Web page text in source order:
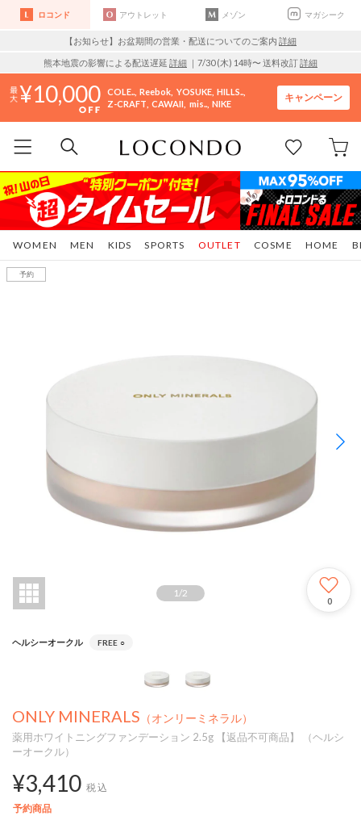
ロコンド アウトレット メゾン マガシーク
【お知らせ】お盆期間の営業・配送についてのご案内 詳細
熊本地震の影響による配送遅延 詳細 ｜7/30 (木) 14時〜 送料改訂詳細
10,000 COLE.. Reebok YOSUKE HILLS..
Z-CRAFT CAWAII mis.. NIKE
キャンペーン
WOMEN MEN KIDS SPORTS COSME HOME
OUTLET
1 /2
0
ヘルシーオークル FREE ○
ONLY MINERALS （オンリーミネラル）
薬用ホワイトニングファンデーション 2.5g 【返品不可商品】 （ヘルシ
ーオークル）
¥3,410 税込
予約商品